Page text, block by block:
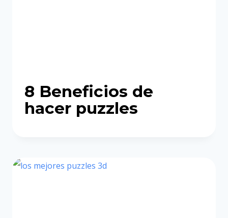
8 Beneficios de
hacer puzzles